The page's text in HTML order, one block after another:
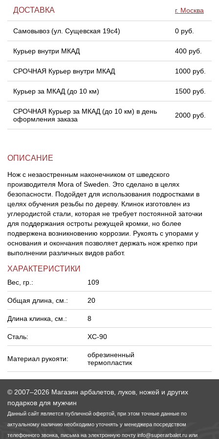
ДОСТАВКА г. Москва
Самовывоз (ул. Сущевская 19с4) 0 руб.
Курьер внутри МКАД 400 руб.
СРОЧНАЯ Курьер внутри МКАД 1000 руб.
Курьер за МКАД (до 10 км) 1500 руб.
СРОЧНАЯ Курьер за МКАД (до 10 км) в день
оформления заказа
2000 руб.
ОПИСАНИЕ
Нож с незаостренным наконечником от шведского
производителя Mora of Sweden. Это сделано в целях
безопасности. Подойдет для использования подростками в
целях обучения резьбы по дереву. Клинок изготовлен из
углеродистой стали, которая не требует постоянной заточки
для поддержания остроты режущей кромки, но более
подвержена возникновению коррозии. Рукоять с упорами у
основания и окончания позволяет держать нож крепко при
выполнении различных видов работ.
ХАРАКТЕРИСТИКИ
Вес, гр.: 109
Общая длина, см.: 20
Длина клинка, см.: 8
Сталь: XC-90
Материал рукояти:
обрезиненный
термопластик
© 2007–2026 Магазин арбалетов, луков, ножей и других
подарков для мужчин
Данный сайт является публичной офертой, при этом точные данные по
актуальному наличию необходимо уточнять у менеджера посредством
телефонного звонка, письма на электронную почту info@superarbalet.ru или